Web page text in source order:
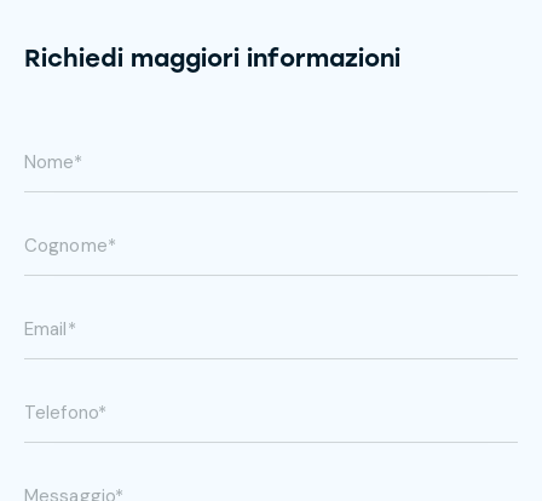
Richiedi maggiori informazioni